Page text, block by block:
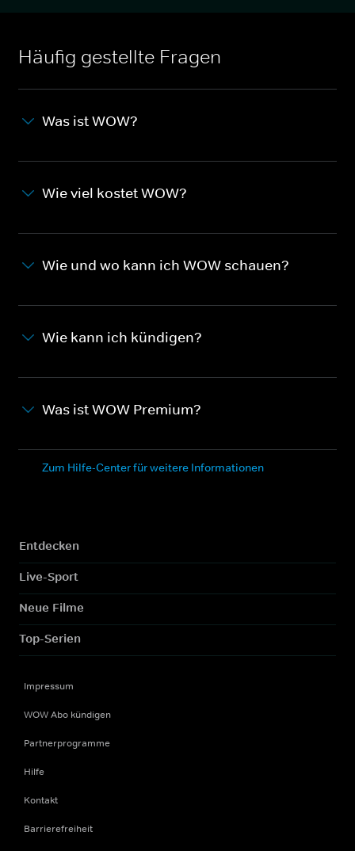
Häufig gestellte Fragen
Was ist WOW?
Wie viel kostet WOW?
Wie und wo kann ich WOW schauen?
Wie kann ich kündigen?
Was ist WOW Premium?
Zum Hilfe-Center für weitere Informationen
Entdecken
Live-Sport
Neue Filme
Top-Serien
Impressum
WOW Abo kündigen
Partnerprogramme
Hilfe
Kontakt
Barrierefreiheit